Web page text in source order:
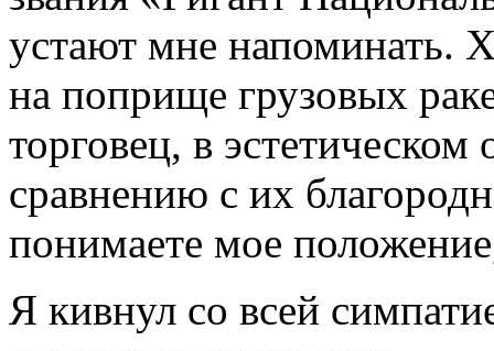
устают мне напоминать.
на поприще грузовых
торговец, в
сравнению с их
понимаете мое
Я кивнул со всей